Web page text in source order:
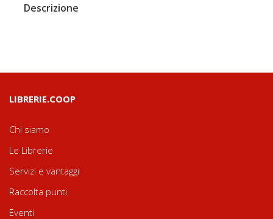
Descrizione
LIBRERIE.COOP
Chi siamo
Le Librerie
Servizi e vantaggi
Raccolta punti
Eventi